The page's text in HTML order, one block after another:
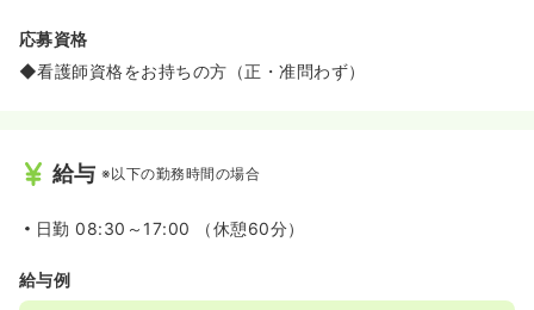
応募資格
◆看護師資格をお持ちの方（正・准問わず）
給与 ※以下の勤務時間の場合
日勤 08:30～17:00 （休憩60分）
給与例